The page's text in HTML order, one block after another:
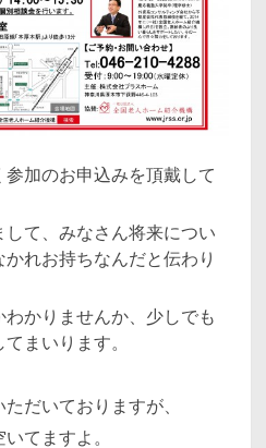
加のお申込みを頂戴して
て、みなさん将来につい
れお持ちなんだと伝わり
かりませんか、少しでも
まいります。
だいておりますが、
てますよ。